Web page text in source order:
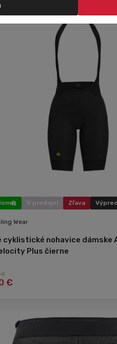
V predajni Zľava
Wear
cyklistické nohavice dámske
Plus čierne
€